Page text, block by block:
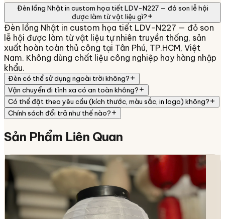
Đèn lồng Nhật in custom họa tiết LDV-N227 — đỏ son lễ hội
được làm từ vật liệu gì?
Đèn lồng Nhật in custom họa tiết LDV-N227 — đỏ son
lễ hội được làm từ vật liệu tự nhiên truyền thống, sản
xuất hoàn toàn thủ công tại Tân Phú, TP.HCM, Việt
Nam. Không dùng chất liệu công nghiệp hay hàng nhập
khẩu.
Đèn có thể sử dụng ngoài trời không?
Vận chuyển đi tỉnh xa có an toàn không?
Có thể đặt theo yêu cầu (kích thước, màu sắc, in logo) không?
Chính sách đổi trả như thế nào?
Sản Phẩm Liên Quan